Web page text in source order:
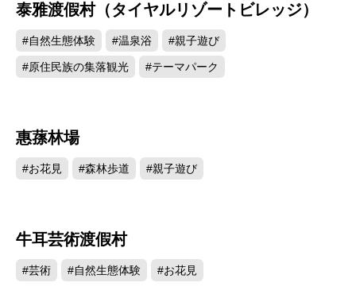
25502
泰雅渡假村（タイヤルリゾートビレッジ）
#自然生態体験 #温泉浴 #親子遊び
#原住民族の集落観光 #テーマパーク
惠蓀林場
#お花見 #森林歩道 #親子遊び
牛耳芸術渡假村
#芸術 #自然生態体験 #お花見